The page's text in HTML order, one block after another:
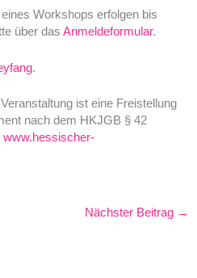
Workshops erfolgen bis
über dasAnmeldeformular.
.
ist eine Freistellung
nach dem HKJGB § 42
www.hessischer-
Nächster Beitrag →